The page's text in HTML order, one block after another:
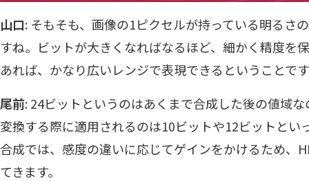
山口: そもそも、画像の1ピクセルが持っている明るさ
すね。ビットが大きくなればなるほど、細かく精度を
あれば、かなり広いレンジで表現できるということで
尾前: 24ビットというのはあくまで合成した後の値域
変換する際に適用されるのは10ビットや12ビットとい
合成では、感度の違いに応じてゲインをかけるため、
てきます。